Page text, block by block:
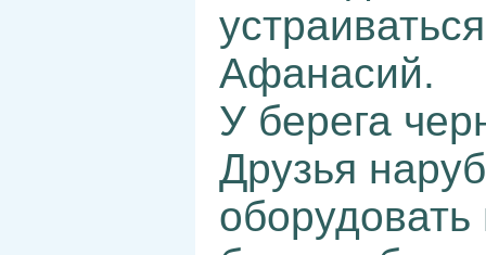
Афанасий.
У берега
Друзья